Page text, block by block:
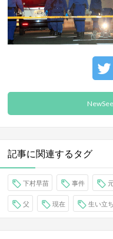
記事に関連するタグ
下村早苗 事件
父 現在 生い立ち